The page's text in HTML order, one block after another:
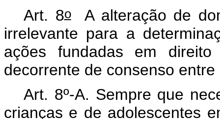
Art. 8oA alteração de
irrelevante para a
ações fundadas em
decorrente de consenso
Art. 8º-A. Sempre que
crianças e de adolescentes